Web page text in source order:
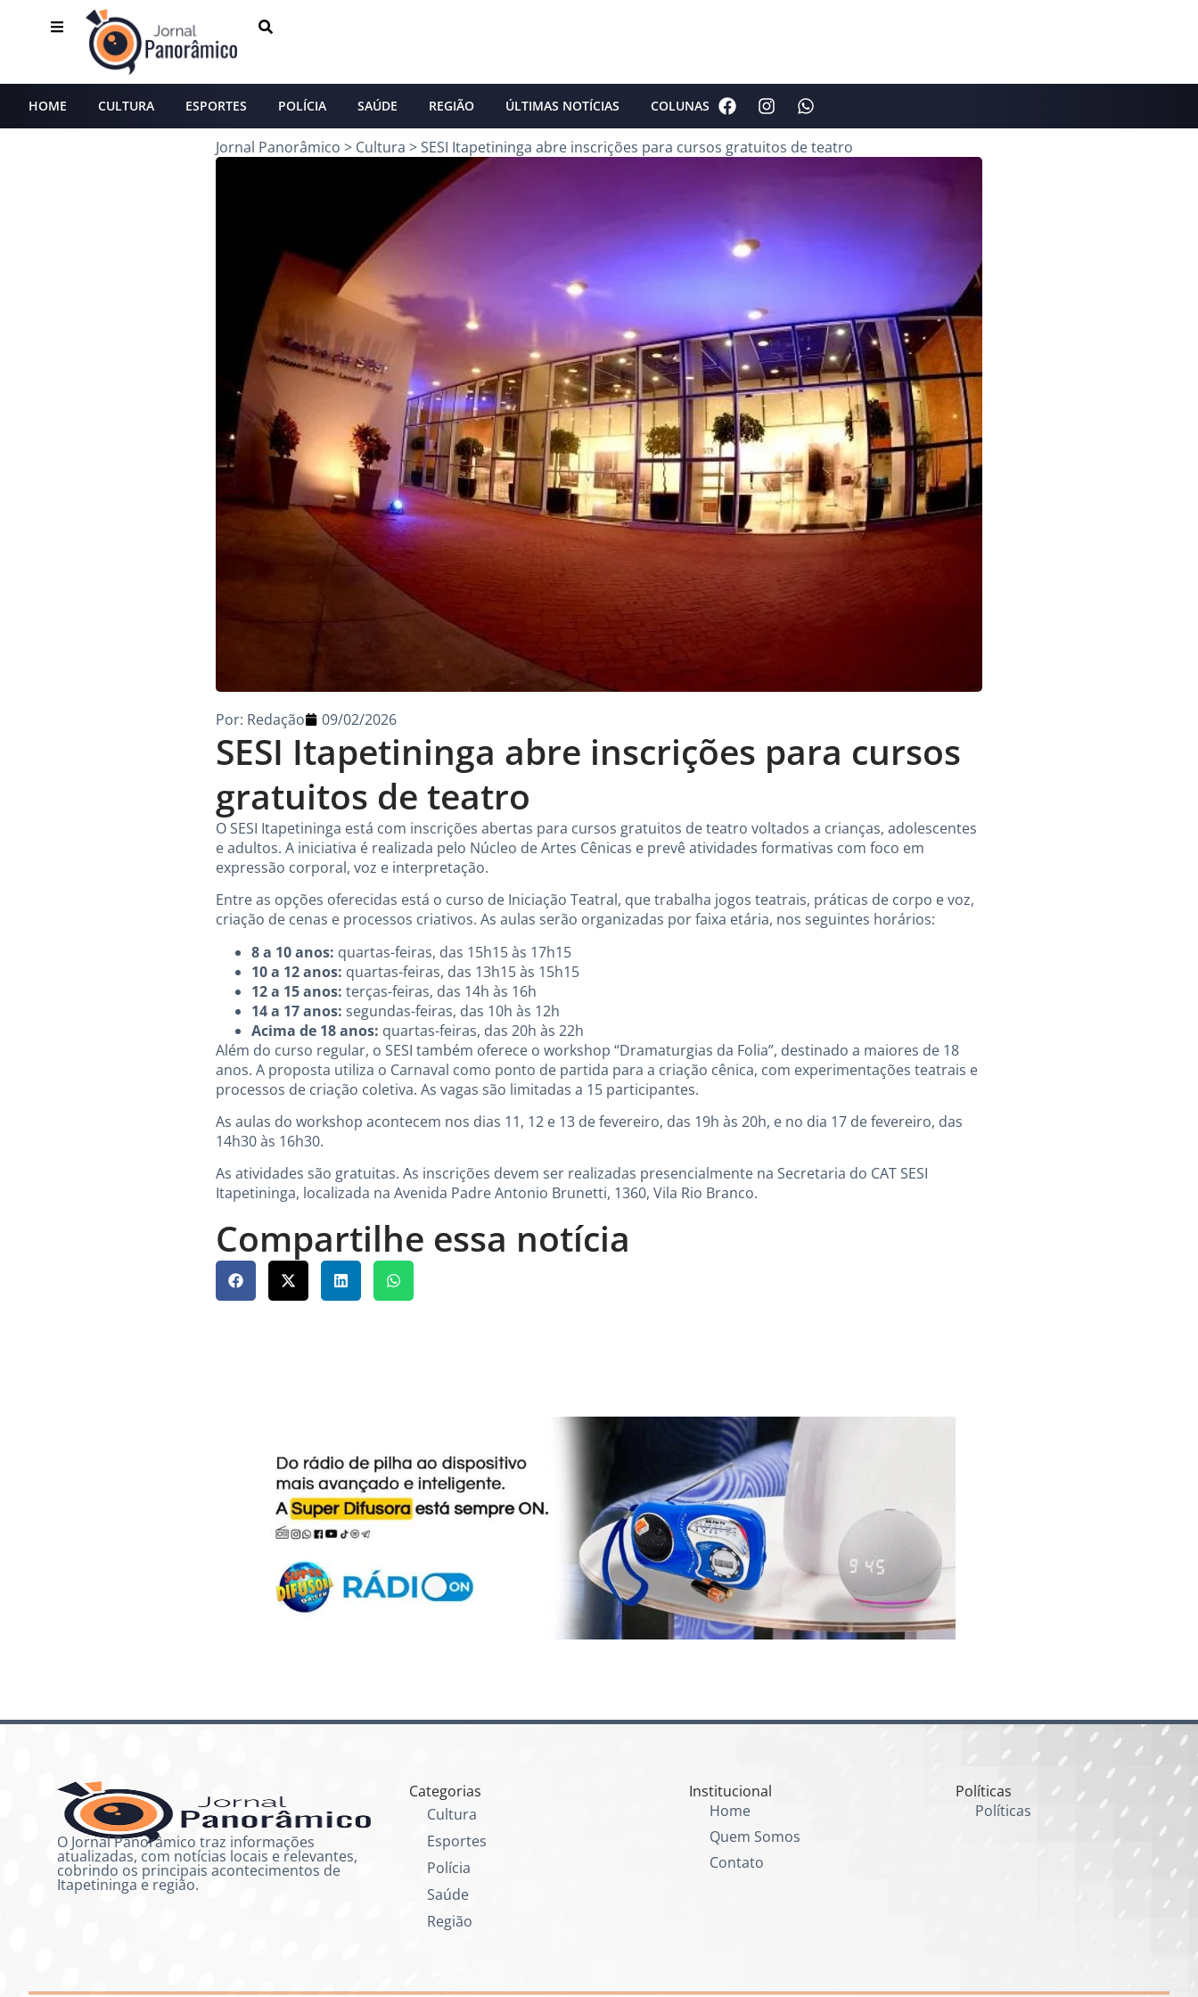
HOME CULTURA ESPORTES POLÍCIA SAÚDE REGIÃO ÚLTIMAS NOTÍCIAS COLUNAS
Jornal Panorâmico > Cultura >SESI Itapetininga abre inscrições para cursos gratuitos de teatro
SESI Itapetininga abre inscrições para cursos
gratuitos de teatro
Por: Redação 09/02/2026
O SESI Itapetininga está com inscrições abertas para cursos gratuitos de teatro voltados a crianças, adolescentes
e adultos. A iniciativa é realizada pelo Núcleo de Artes Cênicas e prevê atividades formativas com foco em
expressão corporal, voz e interpretação.
Entre as opções oferecidas está o curso de Iniciação Teatral, que trabalha jogos teatrais, práticas de corpo e voz,
criação de cenas e processos criativos. As aulas serão organizadas por faixa etária, nos seguintes horários:
8 a 10 anos: quartas-feiras, das 15h15 às 17h15
10 a 12 anos: quartas-feiras, das 13h15 às 15h15
12 a 15 anos: terças-feiras, das 14h às 16h
14 a 17 anos: segundas-feiras, das 10h às 12h
Acima de 18 anos: quartas-feiras, das 20h às 22h
Além do curso regular, o SESI também oferece o workshop “Dramaturgias da Folia”, destinado a maiores de 18
anos. A proposta utiliza o Carnaval como ponto de partida para a criação cênica, com experimentações teatrais e
processos de criação coletiva. As vagas são limitadas a 15 participantes.
As aulas do workshop acontecem nos dias 11, 12 e 13 de fevereiro, das 19h às 20h, e no dia 17 de fevereiro, das
14h30 às 16h30.
As atividades são gratuitas. As inscrições devem ser realizadas presencialmente na Secretaria do CAT SESI
Itapetininga, localizada na Avenida Padre Antonio Brunetti, 1360, Vila Rio Branco.
Compartilhe essa notícia
O Jornal Panorâmico traz informações
atualizadas, com notícias locais e relevantes,
cobrindo os principais acontecimentos de
Itapetininga e região.
Categorias
Cultura
Esportes
Polícia
Saúde
Região
Institucional
Home
Quem Somos
Contato
Políticas
Políticas